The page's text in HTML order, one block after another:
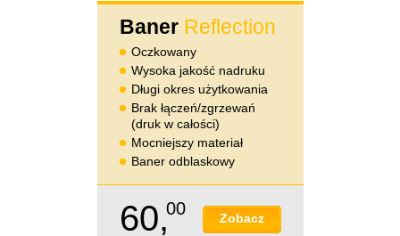
Baner Reflection
Oczkowany
Wysoka jakość nadruku
Długi okres użytkowania
Brak łączeń/zgrzewań
(druk w całości)
Mocniejszy materiał
Baner odblaskowy
Zobacz
60,00